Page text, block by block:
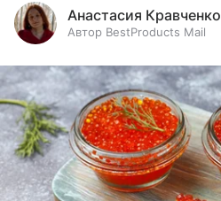
Анастасия Кравченко
Автор BestProducts Mail